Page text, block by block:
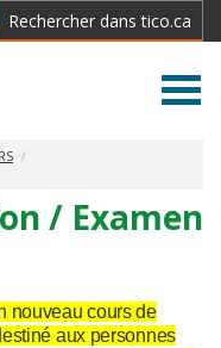
/ Examen
nouveau cours de
aux personnes